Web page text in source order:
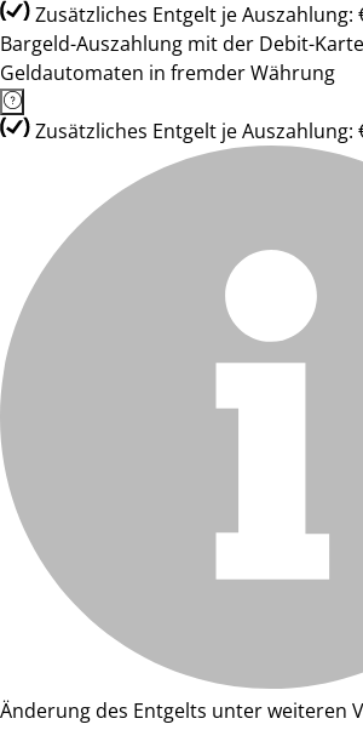
Zusätzliches Entgelt je Auszahlung:
Bargeld-Auszahlung mit der Debit-
Geldautomaten in fremder Währung
Zusätzliches Entgelt je Auszahlung:
Änderung des Entgelts unter weiteren